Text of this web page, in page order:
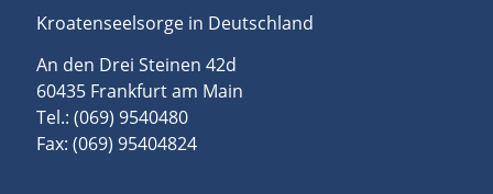
Kroatenseelsorge in Deutschland
An den Drei Steinen 42d
60435 Frankfurt am Main
Tel.: (069) 9540480
Fax: (069) 95404824